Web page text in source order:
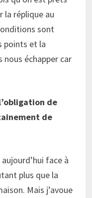
la réplique au
sont
points et la
nous échapper car
de
de
face à
plus que la
Mais j’avoue